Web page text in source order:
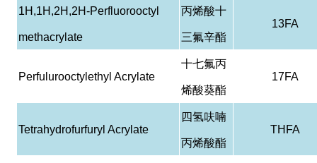
1H,1H,2H,2H-Perfluorooctyl
methacrylate
丙烯酸十
三氟辛酯
13FA
Perfulurooctylethyl Acrylate
十七氟丙
烯酸葵酯
17FA
Tetrahydrofurfuryl Acrylate
四氢呋喃
丙烯酸酯
THFA